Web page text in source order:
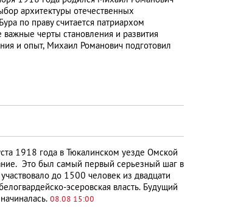
архитектуры отечественных
по праву считается патриархом
черты становления и развития
и опыт, Михаил Романович подготовил
1918 года в Тюкалинском уезде Омской
Это был самый первый серьезный шаг в
до 1500 человек из двадцати
эсеровская власть. Будущий
08.08 15:00